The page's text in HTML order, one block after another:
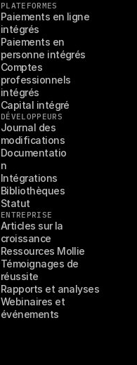
PLATEFORMES
Paiements en ligne
intégrés
Paiements en
personne intégrés
Comptes
professionnels
intégrés
Capital intégré
DÉVELOPPEURS
Journal des
modifications
Documentatio
n
Intégrations
Bibliothèques
Statut
ENTREPRISE
Articles sur la
croissance
Ressources Mollie
Témoignages de
réussite
Rapports et analyses
Webinaires et
événements